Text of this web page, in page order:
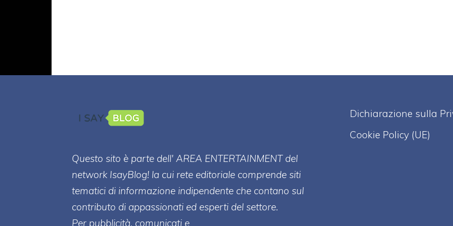
Questo sito è parte dell' AREA ENTERTAINMENT del
network IsayBlog! la cui rete editoriale comprende siti
tematici di informazione indipendente che contano sul
contributo di appassionati ed esperti del settore.
Per pubblicità, comunicati e
Dichiarazione sulla
Cookie Policy (UE)